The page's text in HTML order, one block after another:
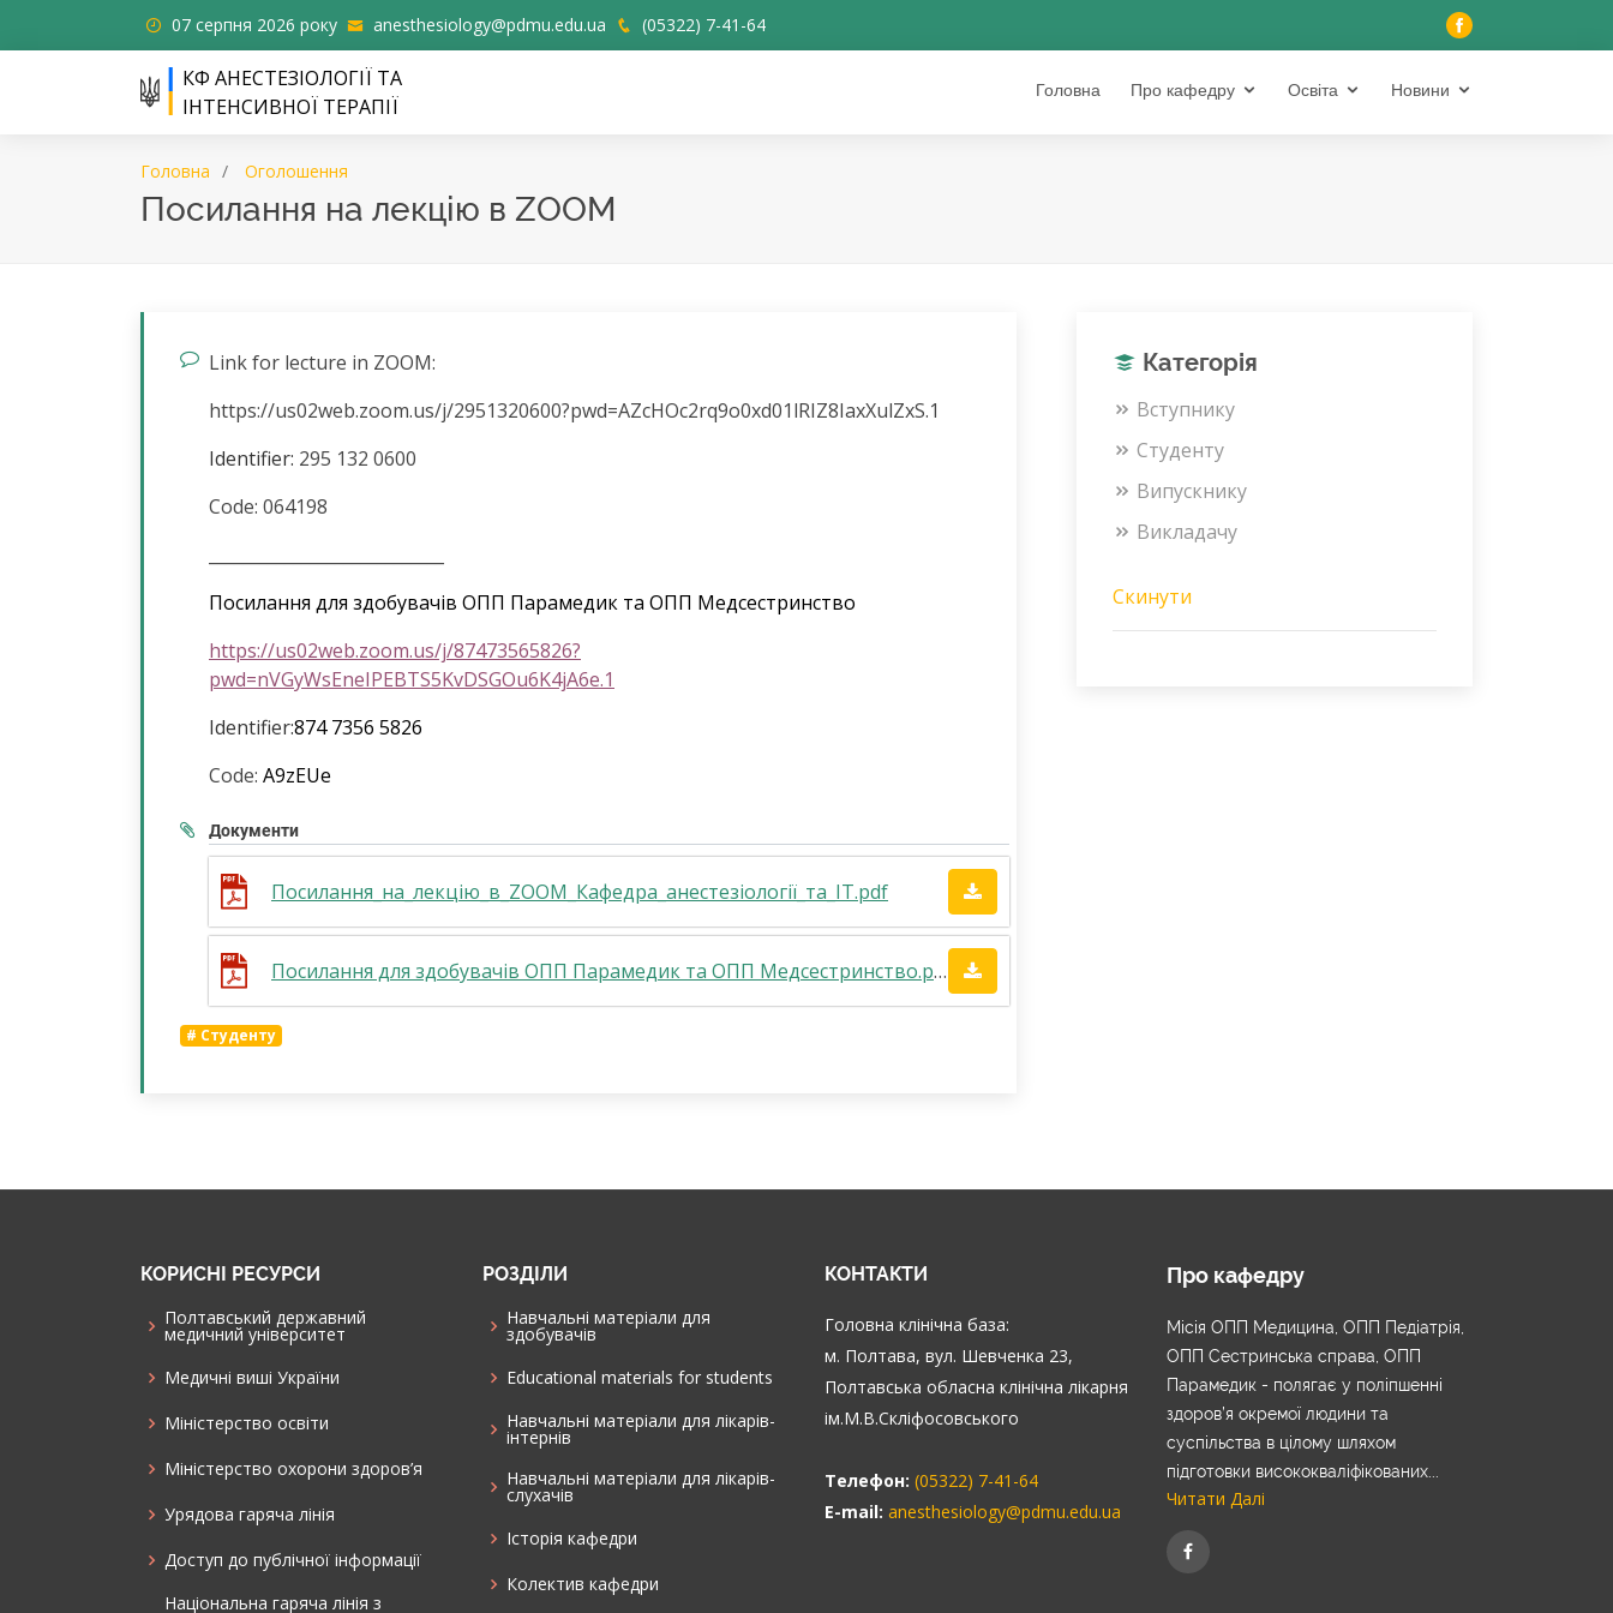
07 серпня 2026 року anesthesiology@pdmu.edu.ua (05322) 7-41-64
КФ АНЕСТЕЗІОЛОГІЇ ТА
ІНТЕНСИВНОЇ ТЕРАПІЇ
Головна Про кафедру Освіта Новини
Головна Оголошення
Посилання на лекцію в ZOOM
Link for lecture in ZOOM:
https://us02web.zoom.us/j/2951320600?pwd=AZcHOc2rq9o0xd01lRIZ8IaxXulZxS.1
Identifier: 295 132 0600
Code: 064198
Посилання для здобувачів ОПП Парамедик та ОПП Медсестринство
https://us02web.zoom.us/j/87473565826?
pwd=nVGyWsEneIPEBTS5KvDSGOu6K4jA6e.1
Identifier:874 7356 5826
Code: A9zEUe
Документи
Посилання_на_лекцію_в_ZOOM_Кафедра_анестезіології_та_ІТ.pdf
Посилання для здобувачів ОПП Парамедик та ОПП Медсестринство.pdf
# Студенту
Категорія
Вступнику
Студенту
Випускнику
Викладачу
Скинути
КОРИСНІ РЕСУРСИ
Полтавський державний
медичний університет
Медичні виші України
Міністерство освіти
Міністерство охорони здоров’я
Урядова гаряча лінія
Доступ до публічної інформації
Національна гаряча лінія з
РОЗДІЛИ
Навчальні матеріали для
здобувачів
Educational materials for students
Навчальні матеріали для лікарів-
інтернів
Навчальні матеріали для лікарів-
слухачів
Історія кафедри
Колектив кафедри
КОНТАКТИ
Головна клінічна база:
м. Полтава, вул. Шевченка 23,
Полтавська обласна клінічна лікарня
ім.М.В.Скліфосовського
Телефон: (05322) 7-41-64
E-mail: anesthesiology@pdmu.edu.ua
Про кафедру
Місія ОПП Медицина, ОПП Педіатрія,
ОПП Сестринська справа, ОПП
Парамедик - полягає у поліпшенні
здоров’я окремої людини та
суспільства в цілому шляхом
підготовки висококваліфікованих...
Читати Далі